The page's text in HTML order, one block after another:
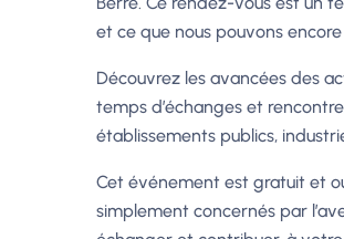
et ce que nous pouvons
Découvrez les avancées des
temps d’échanges et
établissements publics,
Cet événement est gratuit et
simplement concernés par